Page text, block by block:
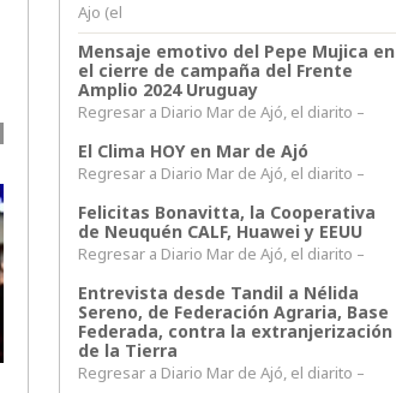
Ajo (el
Mensaje emotivo del Pepe Mujica en
el cierre de campaña del Frente
Amplio 2024 Uruguay
Regresar a Diario Mar de Ajó, el diarito –
El Clima HOY en Mar de Ajó
Regresar a Diario Mar de Ajó, el diarito –
Felicitas Bonavitta, la Cooperativa
de Neuquén CALF, Huawei y EEUU
Regresar a Diario Mar de Ajó, el diarito –
Entrevista desde Tandil a Nélida
Sereno, de Federación Agraria, Base
Federada, contra la extranjerización
de la Tierra
Regresar a Diario Mar de Ajó, el diarito –